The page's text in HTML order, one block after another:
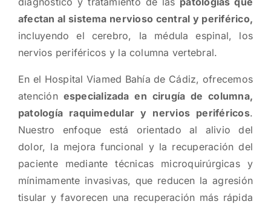
afectan al sistema nervioso central y periférico,
incluyendo el cerebro, la médula espinal, los
nervios periféricos y la columna vertebral.
En el Hospital Viamed Bahía de Cádiz, ofrecemos
atenciónespecializada en cirugía de columna,
patología raquimedular y nervios periféricos.
Nuestro enfoque está orientado al alivio del
dolor, la mejora funcional y la recuperación del
paciente mediante técnicas microquirúrgicas y
mínimamente invasivas, que reducen la agresión
tisular y favorecen una recuperación más rápida